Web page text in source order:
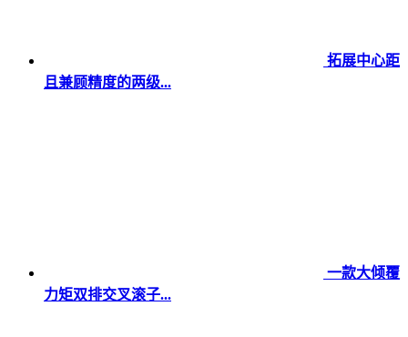
拓展中心距
且兼顾精度的两级...
一款大倾覆
力矩双排交叉滚子...